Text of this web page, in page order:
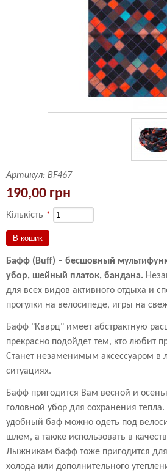
Артикул: BF467
190,00 грн
Кількість *
Бафф (Buff) – бесшовный
убор, шейный платок, бандана.
для всех видов активного отдыха и
прогулки на велосипеде, игры на
Бафф "Кварц" имеет абстрактную
прекрасно подойдет тем, кто любит
Станет незаменимым аксессуаром
ситуациях.
Бафф пригодится Вам весной и
головной убор для сохранения
удобный баф можно одеть под
шлем, а также использовать в
Лыжникам бафф тоже пригодится
холода или дополнительного